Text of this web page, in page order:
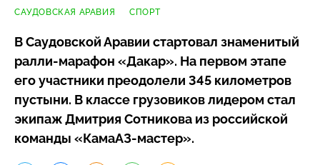
САУДОВСКАЯ АРАВИЯ
СПОРТ
В Саудовской Аравии стартовал знаменитый
ралли-марафон «Дакар». На первом этапе
его участники преодолели 345 километров
пустыни. В классе грузовиков лидером стал
экипаж Дмитрия Сотникова из российской
команды «КамаАЗ-мастер».